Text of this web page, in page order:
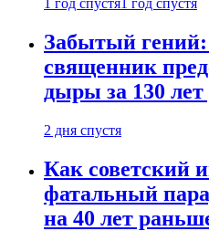
1 год спустя 1 год спустя
Забытый
священник
дыры за 130
2 дня спустя
Как советский
фатальный
на 40 лет